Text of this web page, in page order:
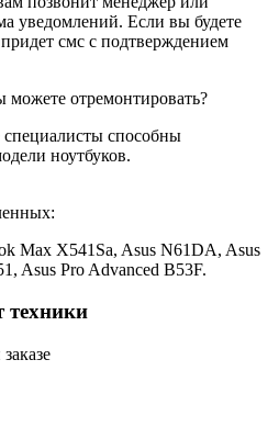
уведомлений. Если вы будете
смс с подтверждением
можете отремонтировать?
способны
ноутбуков.
Max X541Sa, Asus N61DA, Asus
Asus Pro Advanced B53F.
техники